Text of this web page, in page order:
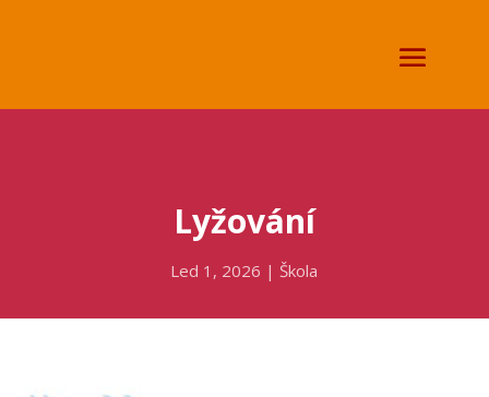
Lyžování
Led 1, 2026 |Škola